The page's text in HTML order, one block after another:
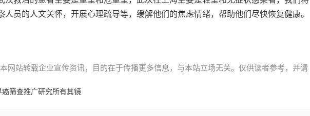
人员的人文关怀，开展心理疏导等，缓解他们的焦虑情绪，帮助他们尽快恢复健康。
网站转载企业宣传资讯，目的在于传播更多信息，与本站立场无关。仅供读者参考，并请
筛查推广研究所有其镜